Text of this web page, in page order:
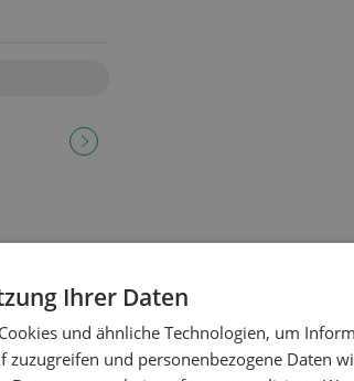
Ihrer Daten
und ähnliche Technologien, um
und personenbezogene Daten